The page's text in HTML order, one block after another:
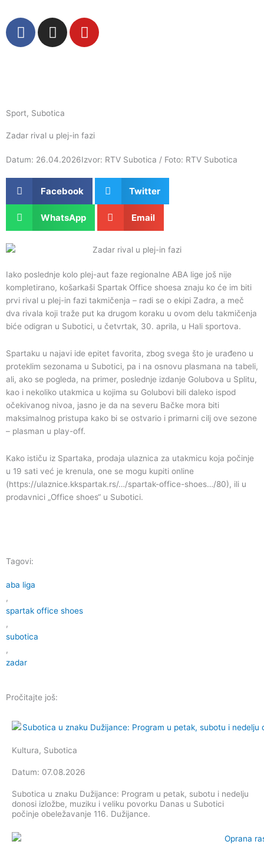
садржај
F
a
o
I
n
r
m
Y
o
Sport, Subotica
Zadar rival u plej-in fazi
Datum: 26.04.2026Izvor: RTV Subotica / Foto: RTV Subotica
Facebook Twitter
WhatsApp Email
Iako poslednje kolo plej-aut faze regionalne ABA lige još nije
kompletirano, košarkaši Spartak Office shoesa znaju ko će im biti
prvi rival u plej-in fazi takmičenja – radi se o ekipi Zadra, a meč
dva rivala koji traže put ka drugom koraku u ovom delu takmičenja
biće odigran u Subotici, u četvrtak, 30. aprila, u Hali sportova.
Spartaku u najavi ide epitet favorita, zbog svega što je urađeno u
proteklim sezonama u Subotici, pa i na osnovu plasmana na tabeli,
ali, ako se pogleda, na primer, poslednje izdanje Golubova u Splitu,
kao i nekoliko utakmica u kojima su Golubovi bili daleko ispod
očekivanog nivoa, jasno je da na severu Bačke mora biti
maksimalnog pristupa kako bi se ostvario i primarni cilj ove sezone
– plasman u play-off.
Kako ističu iz Spartaka, prodaja ulaznica za utakmicu koja počinje
u 19 sati već je krenula, one se mogu kupiti online
(https://ulaznice.kkspartak.rs/…/spartak-office-shoes…/80), ili u
prodavnici „Office shoes“ u Subotici.
Tagovi:
aba liga
,
spartak office shoes
,
subotica
,
zadar
Pročitajte još:
Kultura, Subotica
Datum: 07.08.2026
Subotica u znaku Dužijance: Program u petak, subotu i nedelju
donosi izložbe, muziku i veliku povorku Danas u Subotici
počinje obeležavanje 116. Dužijance.